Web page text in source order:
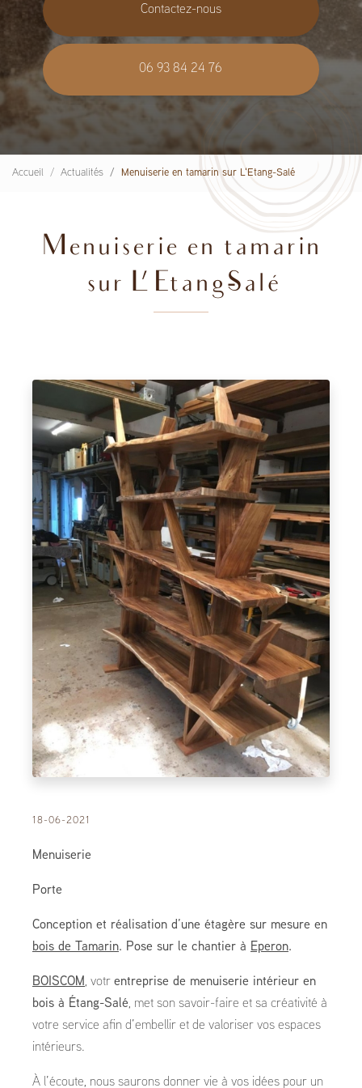
Contactez-nous
06 93 84 24 76
Accueil Actualités Menuiserie en tamarin sur L'Etang-Salé
Menuiserie en tamarin
sur L'Etang-Salé
18-06-2021
Menuiserie
Porte
Conception et réalisation d’une étagère sur mesure en
bois de Tamarin. Pose sur le chantier à Eperon.
BOISCOM , votr entreprise de menuiserie intérieur en
bois à Étang-Salé, met son savoir-faire et sa créativité à
votre service afin d’embellir et de valoriser vos espaces
intérieurs.
À l’écoute, nous saurons donner vie à vos idées pour un